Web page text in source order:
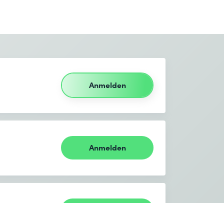
Anmelden
Anmelden